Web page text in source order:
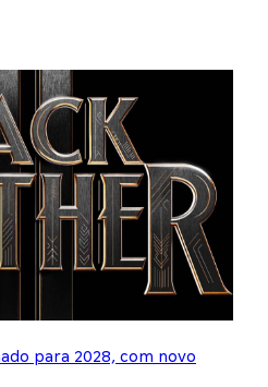
para 2028, com novo